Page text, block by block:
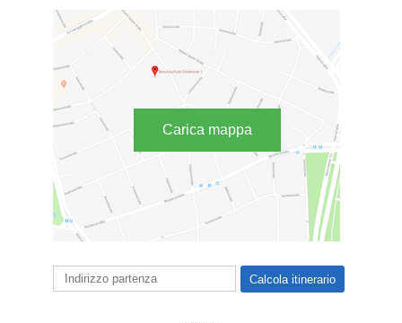
Carica mappa